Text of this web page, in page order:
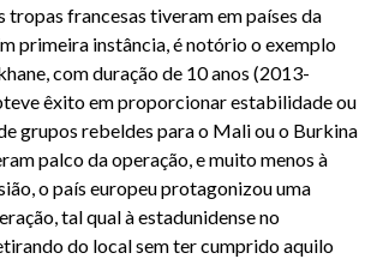
tropas francesas tiveram em países da
primeira instância, é notório o exemplo
com duração de 10 anos (2013-
êxito em proporcionar estabilidade ou
grupos rebeldes para o Mali ou o Burkina
palco da operação, e muito menos à
o país europeu protagonizou uma
tal qual à estadunidense no
do local sem ter cumprido aquilo